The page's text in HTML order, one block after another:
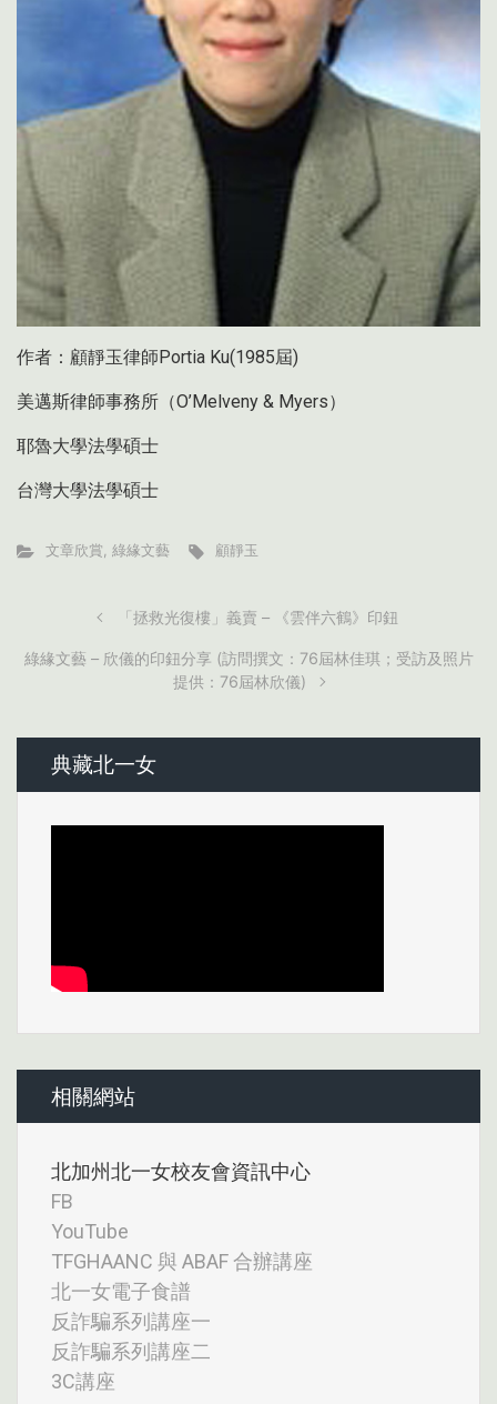
作者：顧靜玉律師Portia Ku(1985屆)
美邁斯律師事務所（O’Melveny & Myers）
耶魯大學法學碩士
台灣大學法學碩士
文章欣賞, 綠緣文藝 顧靜玉
「拯救光復樓」義賣 – 《雲伴六鶴》印鈕
綠緣文藝 – 欣儀的印鈕分享 (訪問撰文：76屆林佳琪；受訪及照片
提供：76屆林欣儀)
典藏北一女
相關網站
北加州北一女校友會資訊中心
FB
YouTube
TFGHAANC 與 ABAF 合辦講座
北一女電子食譜
反詐騙系列講座一
反詐騙系列講座二
3C講座